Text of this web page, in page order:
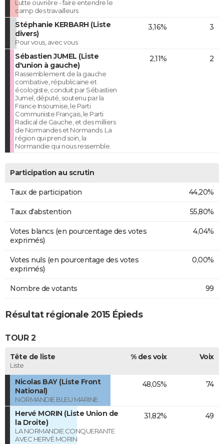
Lutte ouvrière - faire entendre le
camp des travailleurs
Stéphanie KERBARH (Liste
divers)
Pour vous, avec vous
3,16% 3
Sébastien JUMEL (Liste
d'union à gauche)
Rassemblement de la gauche
combative, républicaine et
écologiste, conduit par Sébastien
Jumel, député, soutenu par la
France Insoumise, le Parti
Communiste Français, le Parti
Radical de Gauche, et des milliers
de Normandes et Normands. La
région qui prend soin, la
Normandie qui nous ressemble.
2,11% 2
Participation au scrutin
Taux de participation 44,20%
Taux d'abstention 55,80%
Votes blancs (en pourcentage des votes
exprimés)
4,04%
Votes nuls (en pourcentage des votes
exprimés)
0,00%
Nombre de votants 99
Résultat régionale 2015 Épieds
TOUR 2
Tête de liste
Liste
% des voix Voix
Nicolas BAY (Liste Front
National)
NORMANDIE BLEU MARINE
48,05% 74
Hervé MORIN (Liste Union de
la Droite)
LA NORMANDIE CONQUERANTE
AVEC HERVÉ MORIN
31,82% 49